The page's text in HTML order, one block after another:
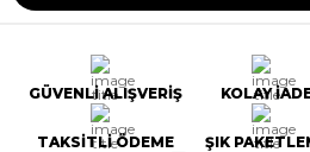
GÜVENLİ ALIŞVERİŞ KOLAY
TAKSİTLİ ÖDEME ŞIK